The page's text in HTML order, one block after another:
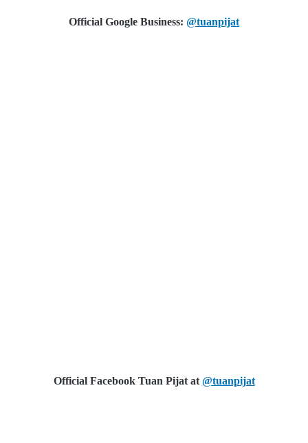
Official Google Business: @tuanpijat
Official Facebook Tuan Pijat at @tuanpijat